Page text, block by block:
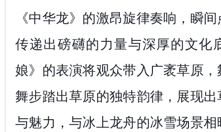
《中华龙》的激昂旋律奏响，瞬
传递出磅礴的力量与深厚的文化
娘》的表演将观众带入广袤草原
舞步踏出草原的独特韵律，展现
与魅力，与冰上龙舟的冰雪场景